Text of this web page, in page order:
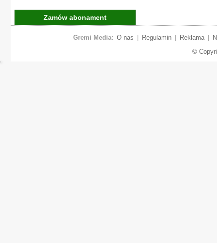
Zamów abonament
Gremi Media: O nas Regulamin Reklama
©